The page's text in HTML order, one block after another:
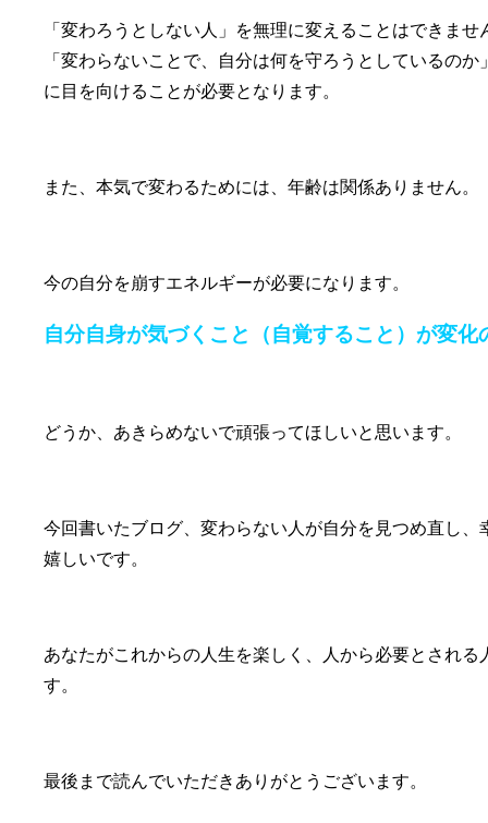
「変わろうとしない人」を無理に変えることはできま
「変わらないことで、自分は何を守ろうとしているの
に目を向けることが必要となります。
また、本気で変わるためには、年齢は関係ありません。
今の自分を崩すエネルギーが必要になります。
自分自身が気づくこと（自覚すること）が変化
どうか、あきらめないで頑張ってほしいと思います。
今回書いたブログ、変わらない人が自分を見つめ直し
嬉しいです。
あなたがこれからの人生を楽しく、人から必要とされ
す。
最後まで読んでいただきありがとうございます。